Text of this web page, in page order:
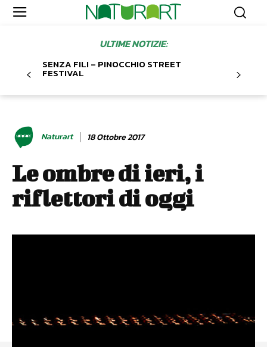
ULTIME NOTIZIE:
SENZA FILI – PINOCCHIO STREET
FESTIVAL
Naturart 18 Ottobre 2017
Le ombre di ieri, i
riflettori di oggi